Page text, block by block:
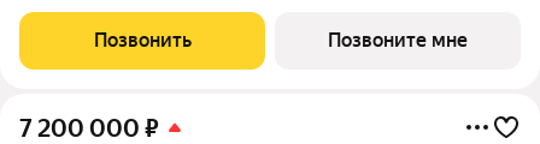
на 17-м этаже, в жилом комплексе "Рябиновая Роща".Квартиры
без отделки. Доступность опции
Позвонить Позвоните мне
7 200 000 ₽